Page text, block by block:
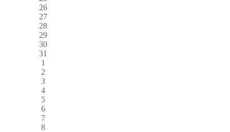
26
27
28
29
30
31
1
2
3
4
5
6
7
8